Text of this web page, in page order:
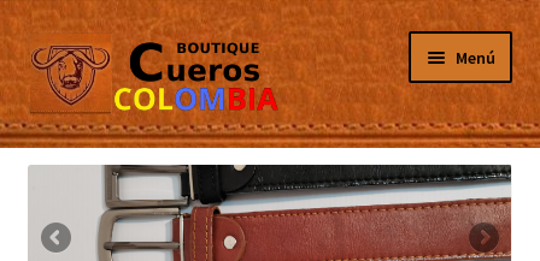
Ir
a
la
navegación
Ir
al
contenido
Menú
Inicio
Masculino